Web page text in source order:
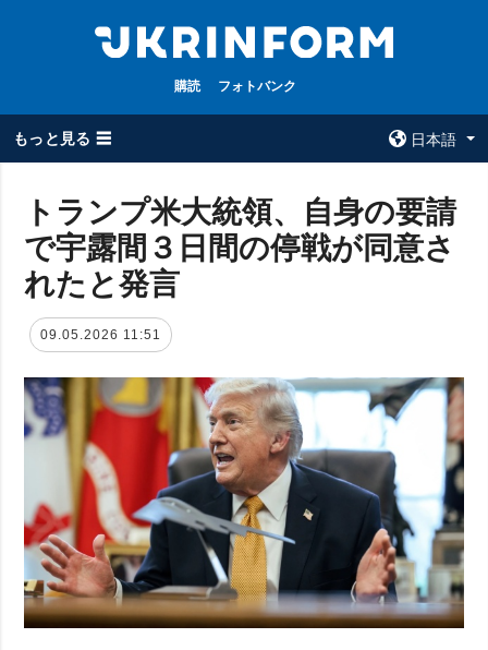
購読 フォトバンク
もっと見る ☰
日本語
全てのトピック
戦争
政治
経済・復興
防衛
社会・文化
スポーツ
犯罪
事故・緊急事態
ウクルインフォ
ルム
追加
特集
サービス
購読
トランプ米大統領、自身の要請
で宇露間３日間の停戦が同意さ
れたと発言
09.05.2026 11:51